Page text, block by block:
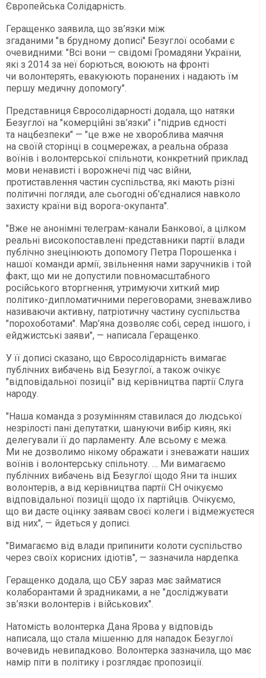
Європейська Солідарність.
Геращенко заявила, що зв’язки між
згаданими "в брудному дописі" Безуглої особами є
очевидними: "Всі вони — свідомі Громадяни України,
які з 2014 за неї борються, воюють на фронті
чи волонтерять, евакуюють поранених і надають їм
першу медичну допомогу".
Представниця Євросолідарності додала, що натяки
Безуглої на "комерційні зв’язки" і "підрив єдності
та нацбезпеки" — "це вже не хвороблива маячня
на своїй сторінці в соцмережах, а реальна образа
воїнів і волонтерської спільноти, конкретний приклад
мови ненависті і ворожнечі під час війни,
протиставлення частин суспільства, які мають різні
політичні погляди, але сьогодні об'єдналися навколо
захисту країни від ворога-окупанта".
"Вже не анонімні телеграм-канали Банкової, а цілком
реальні високопоставлені представники партії влади
публічно знецінюють допомогу Петра Порошенка і
нашої команди армії, звільнення нами заручників і той
факт, що ми не допустили повномасштабного
російського вторгнення, утримуючи хиткий мир
політико-дипломатичними переговорами, зневажливо
називаючи активну, патріотичну частину суспільства
"порохоботами". Мар’яна дозволяє собі, серед іншого, і
ейджистські заяви", — написала Геращенко.
У її дописі сказано, що Євросолідарність вимагає
публічних вибачень від Безуглої, а також очікує
"відповідальної позиції" від керівництва партії Слуга
народу.
"Наша команда з розумінням ставилася до людської
незрілості пані депутатки, шануючи вибір киян, які
делегували її до парламенту. Але всьому є межа.
Ми не дозволимо нікому ображати і зневажати наших
воїнів і волонтерську спільноту. … Ми вимагаємо
публічних вибачень від Безуглої щодо Яни та інших
волонтерів, а від керівництва партії СН очікуємо
відповідальної позиції щодо їх партійців. Очікуємо,
що ви дасте оцінку заявам своєї колеги і відмежуєтеся
від них", — йдеться у дописі.
"Вимагаємо від влади припинити колоти суспільство
через своїх корисних ідіотів", — зазначила нардепка.
Геращенко додала, що СБУ зараз має займатися
колаборантами й зрадниками, а не "досліджувати
зв’язки волонтерів і військових".
Натомість волонтерка Дана Ярова у відповідь
написала, що стала мішенню для нападок Безуглої
вочевидь невипадково. Волонтерка зазначила, що має
намір піти в політику і розглядає пропозиції.